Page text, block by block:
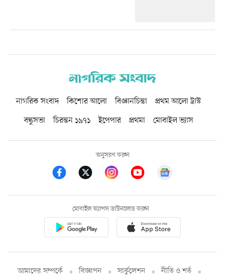
নাগরিক সংবাদ কিশোর আলো বিজ্ঞানচিন্তা
প্রথম আলো ট্রাস্ট
বন্ধুসভা
চিরন্তন ১৯৭১ ইপেপার প্রথমা মোবাইল ভ্যাস
অনুসরণ করুন
মোবাইল অ্যাপস ডাউনলোড করুন
আমাদের সম্পর্কে বিজ্ঞাপন সার্কুলেশন নীতি ও শর্ত